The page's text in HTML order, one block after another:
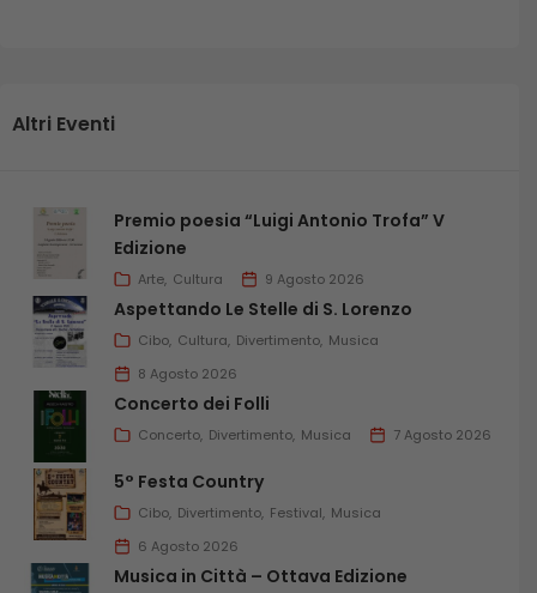
Altri Eventi
Premio poesia “Luigi Antonio Trofa” V
Edizione
Arte Cultura 9 Agosto 2026
Aspettando Le Stelle di S. Lorenzo
Cibo Cultura Divertimento Musica
8 Agosto 2026
Concerto dei Folli
Concerto Divertimento Musica 7 Agosto 2026
5° Festa Country
Cibo Divertimento Festival Musica
6 Agosto 2026
Musica in Città – Ottava Edizione